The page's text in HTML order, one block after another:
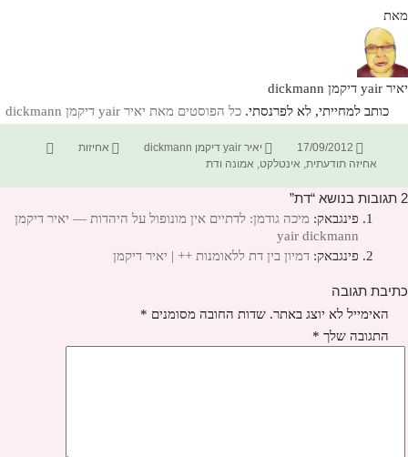
מאת
יאיר yair דיקמן dickmann
כותב למחייתי, לא לפרנסתי. כל הפוסטים מאת יאיר yair דיקמן dickmann‏
פורסם
בתאריך
17/09/2012 מחבר
יאיר yair דיקמן dickmann קטגוריות
אחיזות
אחיזה תודעתית, אינטלקט, אמונה ודת
2 תגובות בנושא “דת”
פינגבאק: מיכה גודמן: לדתיים אין מונופול על היהדות — יאיר דיקמן
yair dickmann
פינגבאק:דמיון בין דת ללאומנות ++ | יאיר דיקמן
כתיבת תגובה
האימייל לא יוצג באתר. שדות החובה מסומנים *
התגובה שלך *